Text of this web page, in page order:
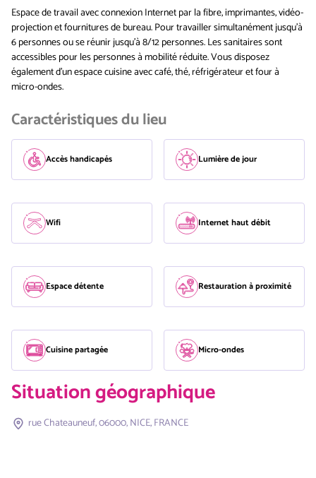
Espace de travail avec connexion Internet par la fibre, imprimantes, vidéo-
projection et fournitures de bureau. Pour travailler simultanément jusqu'à
6 personnes ou se réunir jusqu'à 8/12 personnes. Les sanitaires sont
accessibles pour les personnes à mobilité réduite. Vous disposez
également d'un espace cuisine avec café, thé, réfrigérateur et four à
micro-ondes.
Caractéristiques du lieu
Accès handicapés Lumière de jour
Wifi Internet haut débit
Espace détente Restauration à proximité
Cuisine partagée Micro-ondes
Situation géographique
rue Chateauneuf, 06000, NICE, FRANCE